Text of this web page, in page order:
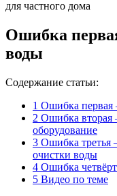
Ошибка
воды
Содержание статьи:
1 Ошибка первая
2 Ошибка
оборудование
3 Ошибка третья
очистки воды
4 Ошибка
5 Видео по теме